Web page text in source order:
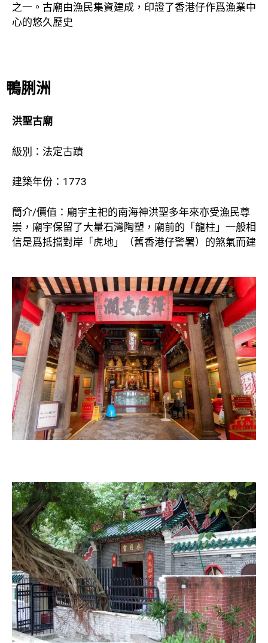
之一。古廟由漁民集資建成，印證了香港仔作爲漁業中
心的悠久歷史
鴨脷洲
洪聖古廟
級別：法定古蹟
建築年份：1773
簡介/價值：廟宇主祀的南海神洪聖多年來亦受漁民尊
崇，廟宇保留了大量石灣陶塑，廟前的「龍柱」一般相
信是爲抵擋對岸「虎地」（舊香港仔警署）的煞氣而建